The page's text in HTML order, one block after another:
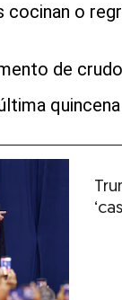
cocinan o
de